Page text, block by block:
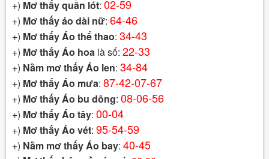
+) Mơ thấy quần lót: 02-59
+) Mơ thấy áo dài nữ: 64-46
+) Mơ thấy Áo thể thao: 34-43
+) Mơ thấy Áo hoa là số: 22-33
+) Nằm mơ thấy Áo len: 34-84
+) Mơ thấy Áo mưa: 87-42-07-67
+) Mơ thấy Áo bu dông: 08-06-56
+) Mơ thấy Áo tây: 00-04
+) Mơ thấy Áo vét: 95-54-59
+) Nằm mơ thấy Áo bay: 40-45